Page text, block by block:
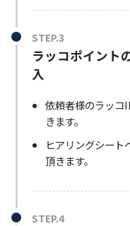
STEP.3
ラッコポイント
入
依頼者様のラッコ
きます。
ヒアリングシート
頂きます。
STEP.4